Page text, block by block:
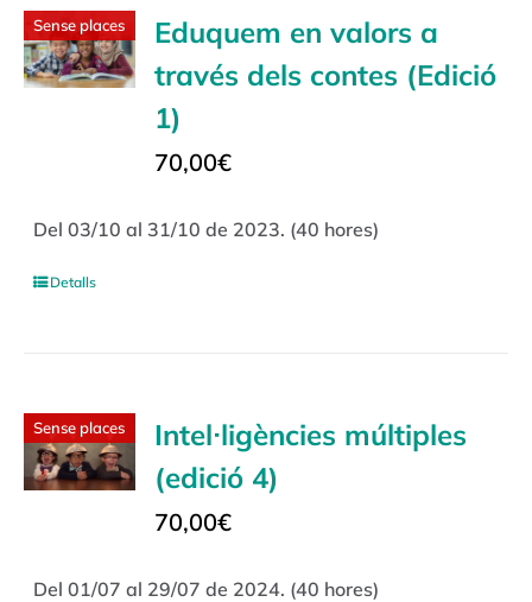
Sense places
Eduquem en valors a
través dels contes (Edició
1)
70,00€
Del 03/10 al 31/10 de 2023. (40 hores)
Detalls
Sense places
Intel·ligències múltiples
(edició 4)
70,00€
Del 01/07 al 29/07 de 2024. (40 hores)